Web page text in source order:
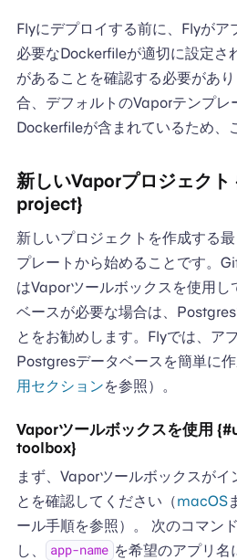
Flyにデプロイする前に、Flyがア
必要なDockerfileが適切に設定さ
があることを確認する必要があ
合、デフォルトのVaporテンプレ
Dockerfileが含まれているため、
新しいVaporプロジェク
project}
新しいプロジェクトを作成する
プレートから始めることです。
はVaporツールボックスを使用し
ベースが必要な場合は、
とをお勧めします。Flyでは、ア
Postgresデータベースを簡単に
用セクションを参照）。
Vaporツールボックスを使用
toolbox}
まず、Vaporツールボックスがイ
とを確認してください（macOS
ール手順を参照）。 次のコマン
し、
app-name を希望のアプリ名